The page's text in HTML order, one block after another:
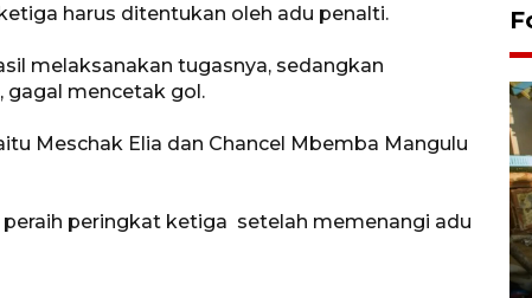
harus ditentukan oleh adu penalti.
melaksanakan tugasnya, sedangkan
gagal mencetak gol.
Meschak Elia dan Chancel Mbemba Mangulu
peraih peringkat ketiga setelah memenangi adu